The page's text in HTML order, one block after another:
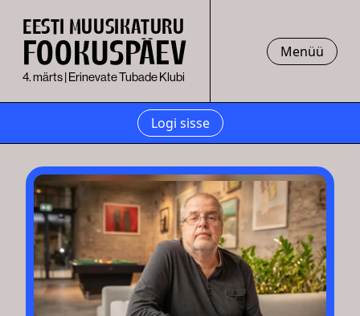
EESTI MUUSIKATURU
FOOKUSPÄEV
4. märts | Erinevate Tubade Klubi
Menüü
Logi sisse